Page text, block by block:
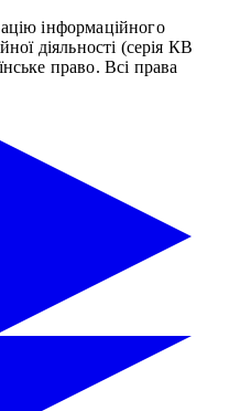
інформаційного
діяльності (серія КВ
право. Всі права